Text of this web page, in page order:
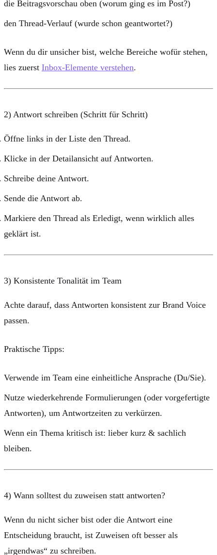
die Beitragsvorschau oben (worum ging es im Post?)
den Thread-Verlauf (wurde schon geantwortet?)
Wenn du dir unsicher bist, welche Bereiche wofür stehen,
lies zuerst Inbox-Elemente verstehen.
2) Antwort schreiben (Schritt für Schritt)
Öffne links in der Liste den Thread.
Klicke in der Detailansicht auf Antworten.
Schreibe deine Antwort.
Sende die Antwort ab.
Markiere den Thread als Erledigt, wenn wirklich alles
geklärt ist.
3) Konsistente Tonalität im Team
Achte darauf, dass Antworten konsistent zur Brand Voice
passen.
Praktische Tipps:
Verwende im Team eine einheitliche Ansprache (Du/Sie).
Nutze wiederkehrende Formulierungen (oder vorgefertigte
Antworten), um Antwortzeiten zu verkürzen.
Wenn ein Thema kritisch ist: lieber kurz & sachlich
bleiben.
4) Wann solltest du zuweisen statt antworten?
Wenn du nicht sicher bist oder die Antwort eine
Entscheidung braucht, ist Zuweisen oft besser als
„irgendwas“ zu schreiben.